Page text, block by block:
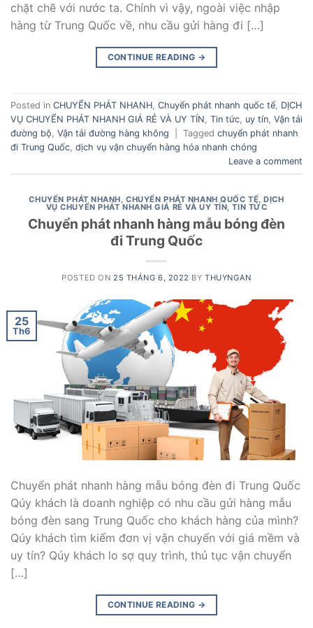
chặt chẽ với nước ta. Chính vì vậy, ngoài việc nhập
hàng từ Trung Quốc về, nhu cầu gửi hàng đi […]
CONTINUE READING →
Posted in CHUYỂN PHÁT NHANH Chuyển phát nhanh quốc tế, DỊCH
VỤ CHUYỂN PHÁT NHANH GIÁ RẺ VÀ UY TÍN Tin tức uy tín Vận tải
đường bộ Vận tải đường hàng không Tagged chuyển phát nhanh
đi Trung Quốc dịch vụ vận chuyển hàng hóa nhanh chóng
Leave a comment
CHUYỂN PHÁT NHANH,CHUYỂN PHÁT NHANH QUỐC TẾ,DỊCH
VỤ CHUYỂN PHÁT NHANH GIÁ RẺ VÀ UY TÍN,TIN TỨC
Chuyển phát nhanh hàng mẫu bóng đèn
đi Trung Quốc
POSTED ON 25 THÁNG 6, 2022 BYTHUYNGAN
25
Th6
Chuyển phát nhanh hàng mẫu bóng đèn đi Trung Quốc
Qúy khách là doanh nghiệp có nhu cầu gửi hàng mẫu
bóng đèn sang Trung Quốc cho khách hàng của mình?
Qúy khách tìm kiếm đơn vị vận chuyển với giá mềm và
uy tín? Qúy khách lo sợ quy trình, thủ tục vận chuyển
[…]
CONTINUE READING →